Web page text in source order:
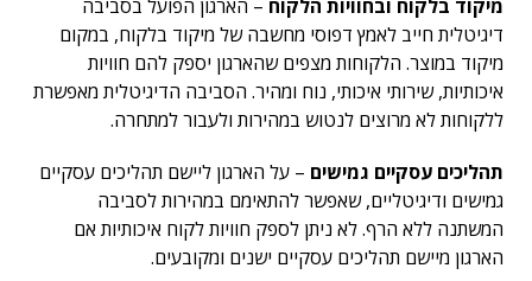
מיקוד בלקוח ובחוויות הלקוח – הארגון הפועל בסביבה
דיגיטלית חייב לאמץ דפוסי מחשבה של מיקוד בלקוח, במקום
מיקוד במוצר. הלקוחות מצפים שהארגון יספק להם חוויות
איכותיות, שירותי איכותי, נוח ומהיר. הסביבה הדיגיטלית מאפשרת
ללקוחות לא מרוצים לנטוש במהירות ולעבור למתחרה.
תהליכים עסקיים גמישים – על הארגון ליישם תהליכים עסקיים
גמישים ודיגיטליים, שאפשר להתאימם במהירות לסביבה
המשתנה ללא הרף. לא ניתן לספק חוויות לקוח איכותיות אם
הארגון מיישם תהליכים עסקיים ישנים ומקובעים.